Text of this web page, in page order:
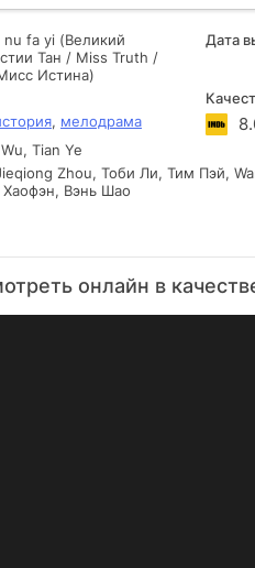
у неё подозрения.
роль в её жизни, даже
любовь приходит из
nu fa yi (Великий
Тан / Miss Truth /
Истина)
Дата
, мелодрама
Tian Ye
Zhou, Тоби Ли, Тим Пэй,
Хаофэн, Вэнь Шао
онлайн в